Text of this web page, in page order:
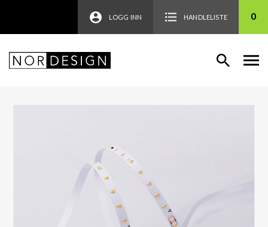
LOGG INN HANDLELISTE 0